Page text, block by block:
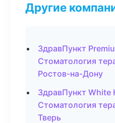
Другие
ЗдравПункт
Стоматология
Ростов-на-Дону
ЗдравПункт
Стоматология
Тверь